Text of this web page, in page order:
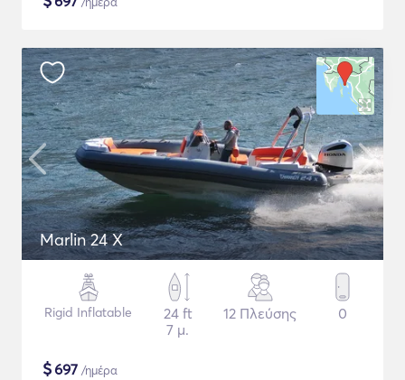
Marlin 24 X
Rigid Inflatable
24 ft
7 μ.
12 Πλεύσης 0
$697 /ημέρα